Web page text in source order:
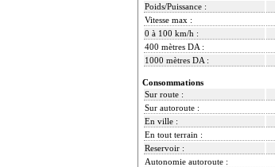
Poids/Puissance :
Vitesse max :
0 à 100 km/h :
400 mètres DA :
1000 mètres DA :
Consommations
Sur route :
Sur autoroute :
En ville :
En tout terrain :
Reservoir :
Autonomie autoroute :